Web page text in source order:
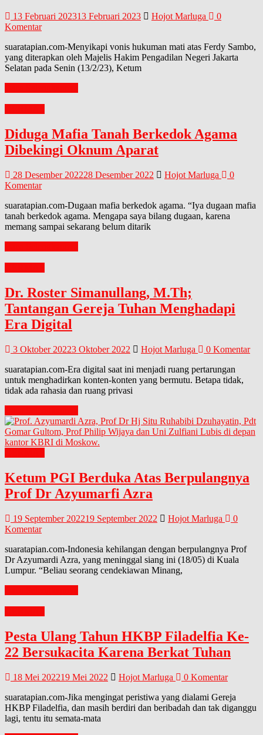
13 Februari 202313 Februari 2023 Hojot Marluga
0
Komentar
suaratapian.com-Menyikapi vonis hukuman mati atas Ferdy Sambo,
yang diterapkan oleh Majelis Hakim Pengadilan Negeri Jakarta
Selatan pada Senin (13/2/23), Ketum
Diduga Mafia Tanah Berkedok Agama
Dibekingi Oknum Aparat
28 Desember 202228 Desember 2022 Hojot Marluga
0
Komentar
suaratapian.com-Dugaan mafia berkedok agama. “Iya dugaan mafia
tanah berkedok agama. Mengapa saya bilang dugaan, karena
memang sampai sekarang belum ditarik
Dr. Roster Simanullang, M.Th;
Tantangan Gereja Tuhan Menghadapi
Era Digital
3 Oktober 20223 Oktober 2022 Hojot Marluga
0 Komentar
suaratapian.com-Era digital saat ini menjadi ruang pertarungan
untuk menghadirkan konten-konten yang bermutu. Betapa tidak,
tidak ada rahasia dan ruang privasi
Ketum PGI Berduka Atas Berpulangnya
Prof Dr Azyumarfi Azra
19 September 202219 September 2022 Hojot Marluga
0
Komentar
suaratapian.com-Indonesia kehilangan dengan berpulangnya Prof
Dr Azyumardi Azra, yang meninggal siang ini (18/05) di Kuala
Lumpur. “Beliau seorang cendekiawan Minang,
Pesta Ulang Tahun HKBP Filadelfia Ke-
22 Bersukacita Karena Berkat Tuhan
18 Mei 202219 Mei 2022 Hojot Marluga
0 Komentar
suaratapian.com-Jika mengingat peristiwa yang dialami Gereja
HKBP Filadelfia, dan masih berdiri dan beribadah dan tak diganggu
lagi, tentu itu semata-mata